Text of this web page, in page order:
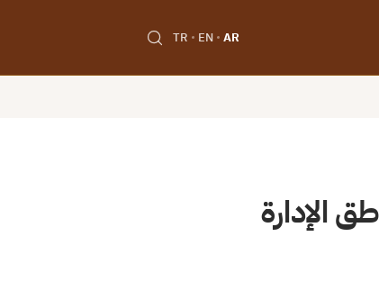
AR
EN
TR
الإدارة